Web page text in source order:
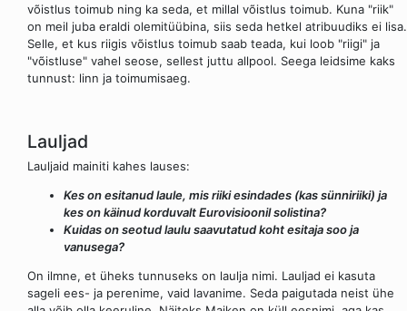
võistlus toimub ning ka seda, et millal võistlus toimub. Kuna "riik"
on meil juba eraldi olemitüübina, siis seda hetkel atribuudiks ei lisa.
Selle, et kus riigis võistlus toimub saab teada, kui loob "riigi" ja
"võistluse" vahel seose, sellest juttu allpool. Seega leidsime kaks
tunnust: linn ja toimumisaeg.
Lauljad
Lauljaid mainiti kahes lauses:
Kes on esitanud laule, mis riiki esindades (kas sünniriiki) ja
kes on käinud korduvalt Eurovisioonil solistina?
Kuidas on seotud laulu saavutatud koht esitaja soo ja
vanusega?
On ilmne, et üheks tunnuseks on laulja nimi. Lauljad ei kasuta
sageli ees- ja perenime, vaid lavanime. Seda paigutada neist ühe